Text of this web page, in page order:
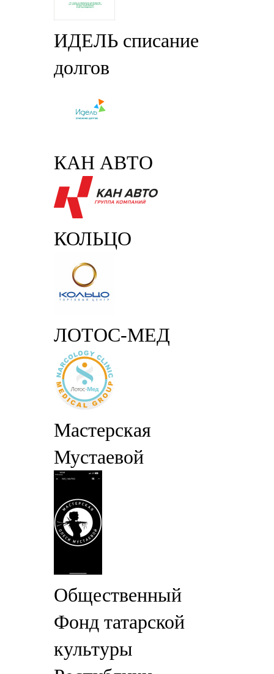
ИДЕЛЬ списание
долгов
КАН АВТО
КОЛЬЦО
ЛОТОС-МЕД
Мастерская
Мустаевой
Общественный
Фонд татарской
культуры